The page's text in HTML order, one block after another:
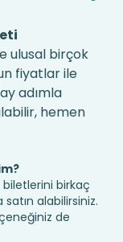
ulusal birçok
fiyatlar ile
adımla
hemen
birkaç
satın alabilirsiniz.
de